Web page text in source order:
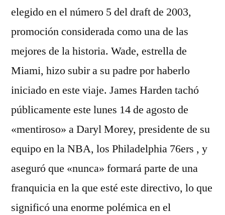
elegido en el número 5 del draft de 2003,
promoción considerada como una de las
mejores de la historia. Wade, estrella de
Miami, hizo subir a su padre por haberlo
iniciado en este viaje. James Harden tachó
públicamente este lunes 14 de agosto de
«mentiroso» a Daryl Morey, presidente de su
equipo en la NBA, los Philadelphia 76ers , y
aseguró que «nunca» formará parte de una
franquicia en la que esté este directivo, lo que
significó una enorme polémica en el